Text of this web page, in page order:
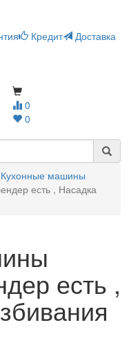
Кредит
Доставка
0
0
Кухонные машины
есть , Насадка
есть ,